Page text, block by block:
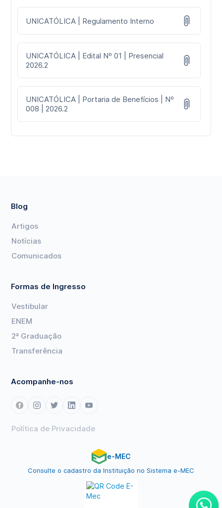
UNICATÓLICA | Regulamento Interno
UNICATÓLICA | Edital Nº 01 | Presencial
2026.2
UNICATÓLICA | Portaria de Benefícios | Nº
008 | 2026.2
Blog
Artigos
Notícias
Comunicados
Formas de Ingresso
Vestibular
ENEM
2ª Graduação
Transferência
Acompanhe-nos
Política de Privacidade
e-MEC
Consulte o cadastro da Instituição no Sistema e-MEC